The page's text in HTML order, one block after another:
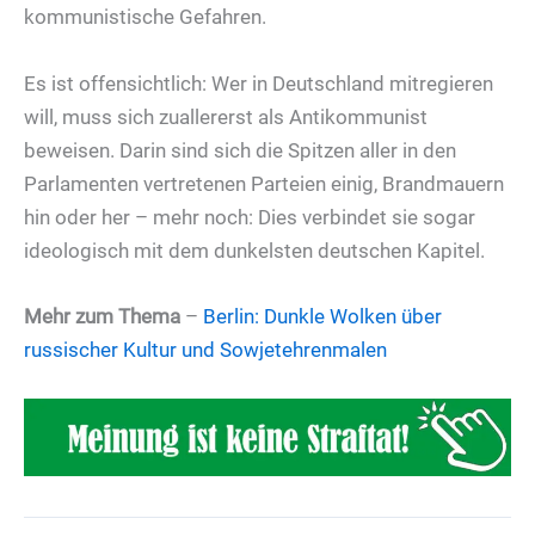
kommunistische Gefahren.
Es ist offensichtlich: Wer in Deutschland mitregieren
will, muss sich zuallererst als Antikommunist
beweisen. Darin sind sich die Spitzen aller in den
Parlamenten vertretenen Parteien einig, Brandmauern
hin oder her – mehr noch: Dies verbindet sie sogar
ideologisch mit dem dunkelsten deutschen Kapitel.
Mehr zum Thema – Berlin: Dunkle Wolken über
russischer Kultur und Sowjetehrenmalen